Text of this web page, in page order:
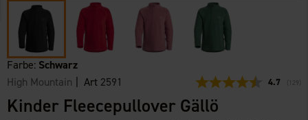
Farbe: Schwarz
High Mountain | Art 2591 4.7 129
Kinder Fleecepullover Gällö